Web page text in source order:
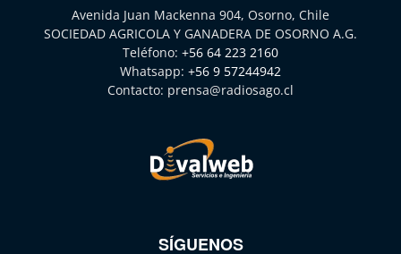
Avenida Juan Mackenna 904, Osorno, Chile
SOCIEDAD AGRICOLA Y GANADERA DE OSORNO A.G.
Teléfono: +56 64 223 2160
Whatsapp: +56 9 57244942
Contacto: prensa@radiosago.cl
SÍGUENOS